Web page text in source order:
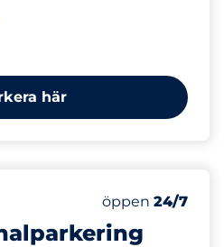
här
Antal
Totalt antal
Torsdag&nbsp
öppen 24/7